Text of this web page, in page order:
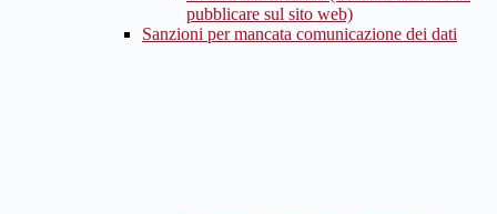
pubblicare sul sito web)
Sanzioni per mancata comunicazione dei dati